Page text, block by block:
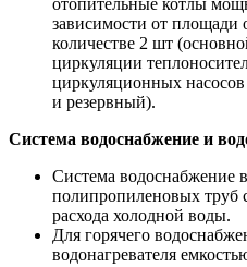
зависимости от
количестве 2 шт
циркуляции
циркуляционных
и резервный).
Система водоснабжение и
Система водоснабжение
полипропиленовых труб
расхода холодной воды.
Для горячего
водонагревателя